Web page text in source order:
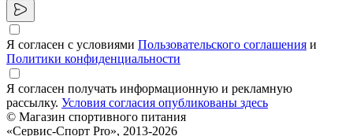
Я согласен с условиями Пользовательского соглашения и
Политики конфиденциальности
Я согласен получать информационную и рекламную
рассылку. Условия согласия опубликованы здесь
© Магазин спортивного питания
«Сервис-Спорт Pro», 2013-2026